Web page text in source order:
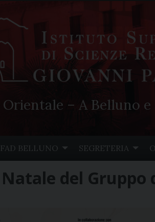
– A Belluno e
BELLUNO SEGRETERIA
del Gruppo